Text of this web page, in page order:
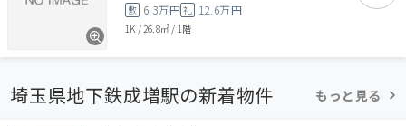
敷 6.3万円礼 12.6万円
1K / 26.8㎡ / 1階
埼玉県地下鉄成増駅の新着物件 もっと見る